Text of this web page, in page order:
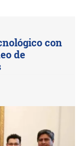
con
de